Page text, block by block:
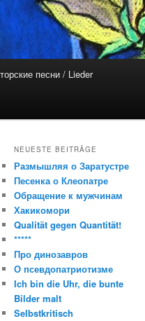
песни / Lieder
NEUESTE BEITRÄGE
Размышляя о Заратустре
Песенка о Клеопатре
Обращение к мужчинам
Хакикомори
Qualität gegen Quantität!
*****
Про динозавров
О псевдопатриотизме
Ich bin die Uhr, die bunte
Bilder malt
Selbstkritisch